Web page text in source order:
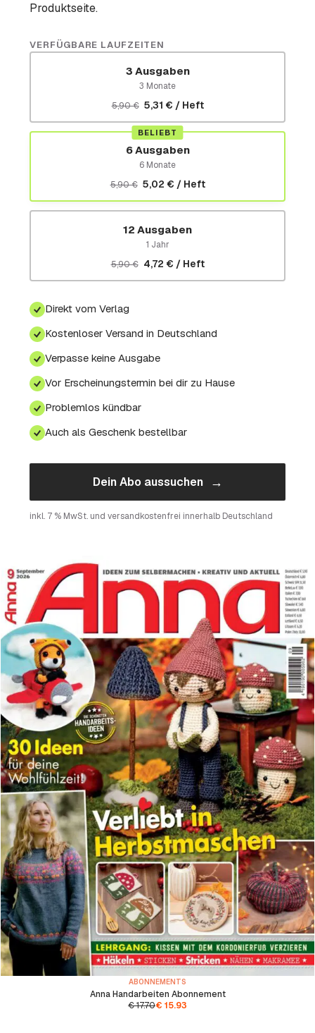
Produktseite.
VERFÜGBARE LAUFZEITEN
3 Ausgaben
3 Monate
5,90 € 5,31 € / Heft
BELIEBT
6 Ausgaben
6 Monate
5,90 € 5,02 € / Heft
12 Ausgaben
1 Jahr
5,90 € 4,72 € / Heft
Direkt vom Verlag
Kostenloser Versand in Deutschland
Verpasse keine Ausgabe
Vor Erscheinungstermin bei dir zu Hause
Problemlos kündbar
Auch als Geschenk bestellbar
Dein Abo aussuchen →
inkl. 7 % MwSt. und versandkostenfrei innerhalb Deutschland
ABONNEMENTS
Anna Handarbeiten Abonnement
€17.70€ 15.93